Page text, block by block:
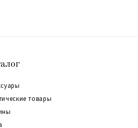
товары